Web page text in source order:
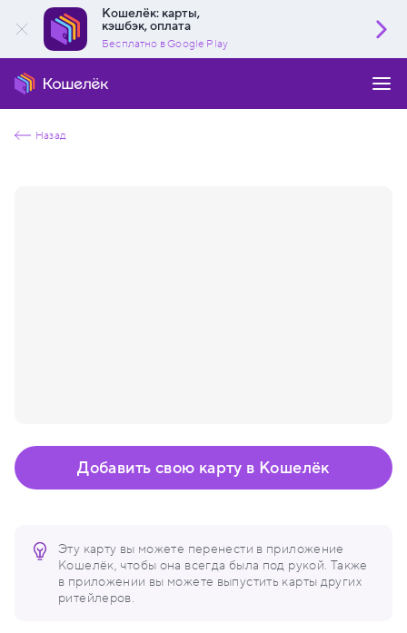
Кошелёк: карты,
кэшбэк, оплата
Бесплатно в Google Play
Назад
Эту карту вы можете перенести в приложение
Кошелёк, чтобы она всегда была под рукой. Также
в приложении вы можете выпустить карты других
ритейлеров.
Добавить свою карту в Кошелёк